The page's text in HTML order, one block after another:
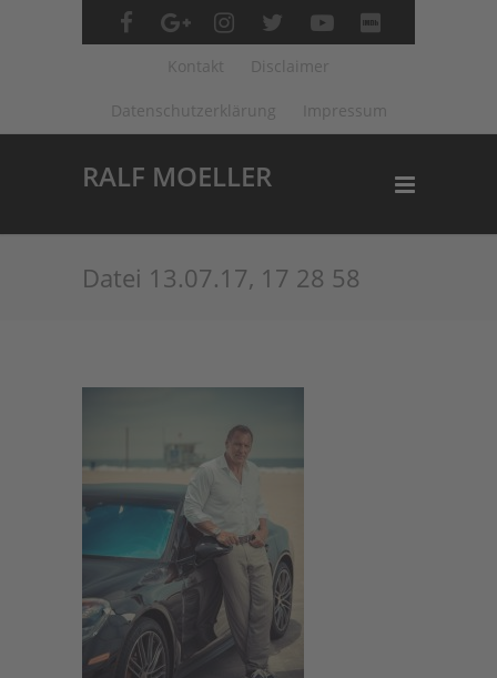
Kontakt Disclaimer
Datenschutzerklärung Impressum
RALF MOELLER
Datei 13.07.17, 17 28 58